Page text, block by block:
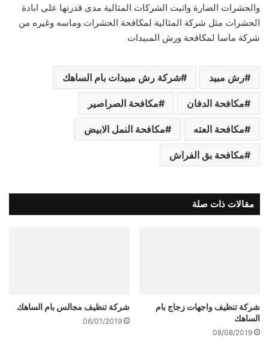
والحشرات الضارة واثبت الشركات المثالية مدى قدرتها على ابادة
الحشرات مثل شركة المثالية لمكافحة الحشرات وماسه وغيره من
شركة ماسا لمكافحة ورش المبيدات
رش مبيد شركة رش مبيدات بام الساهك
مكافحة الدفان مكافحة الصراصير
مكافحة العته مكافحة النمل الابيض
مكافحة بق الفراش
مقالات ذات صلة
شركة تنظيف واجهات زجاج بام
الساهك
08/08/2019
شركة تنظيف مجالس بام الساهك
06/01/2019